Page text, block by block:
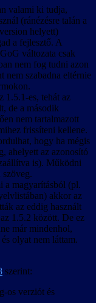
valami ki tudja,
(ránézésre talán a
helyett)
a fejlesztő. A
változata csak
nem fog tudni azon
nem szabadna eltérnie
1.5.1-es, tehát az
de a második
nem tartalmazott
frissíteni kellene.
hogy ha mégis
ahelyett az azonosító
is). Működni
a magyarításból (pl.
akkor az
az eddig használt
1.5.2 között. De ez
már mindenhol,
olyat nem láttam.
szerint:
os verziót és